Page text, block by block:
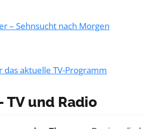
– Sehnsucht nach Morgen
das aktuelle TV-Programm
TV und Radio